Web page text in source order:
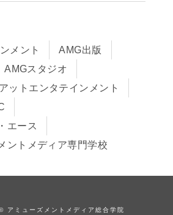
各種制度
の方へ
メント
AMG出版
AMGスタジオ
アットエンタテインメント
エース
ントメディア専門学校
ミューズメントメディア総合学院